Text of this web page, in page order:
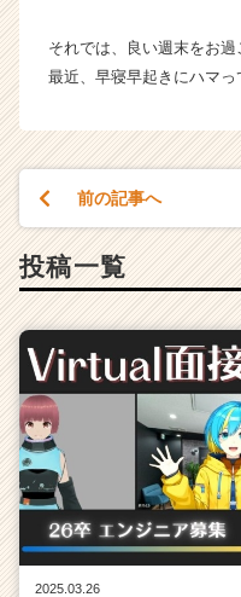
r
e
r）
それでは、良い週末をお過
最近、早寝早起きにハマっ
前の記事へ
投稿一覧
2025.03.26